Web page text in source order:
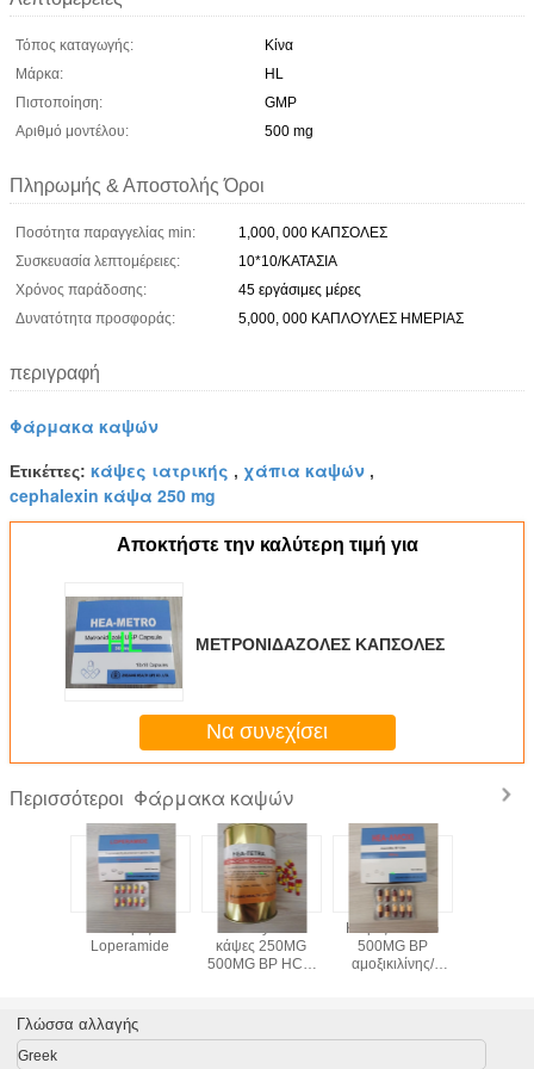
Τόπος καταγωγής:
Κίνα
Μάρκα:
HL
Πιστοποίηση:
GMP
Αριθμό μοντέλου:
500 mg
Πληρωμής & Αποστολής Όροι
Ποσότητα παραγγελίας min:
1,000, 000 ΚΑΠΣΟΛΕΣ
Συσκευασία λεπτομέρειες:
10*10/ΚΑΤΑΣΙΑ
Χρόνος παράδοσης:
45 εργάσιμες μέρες
Δυνατότητα προσφοράς:
5,000, 000 ΚΑΠΛΟΥΛΕΣ ΗΜΕΡΙΑΣ
περιγραφή
Φάρμακα καψών
Ετικέττες: κάψες ιατρικής , χάπια καψών ,
cephalexin κάψα 250 mg
Αποκτήστε την καλύτερη τιμή για
ΜΕΤΡΟΝΙΔΑΖΟΛΕΣ ΚΑΠΣΟΛΕΣ
Να συνεχίσει
Περισσότεροι Φάρμακα καψών
Loperamide
Tetracycline
κάψες 250MG
500MG BP HCL/
Κάψες 250MG
500MG BP
αμοξικιλίνης/
Γλώσσα αλλαγής
Greek